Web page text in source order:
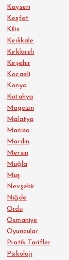
Kayseri
Keşfet
Kilis
Kırıkkale
Kırklareli
Kırşehir
Kocaeli
Konya
Kütahya
Magazin
Malatya
Manisa
Mardin
Mersin
Muğla
Muş
Nevşehir
Niğde
Ordu
Osmaniye
Oyuncular
Pratik Tarifler
Psikoloji